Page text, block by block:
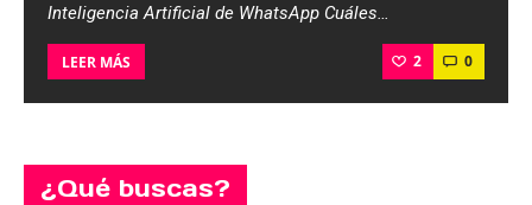
Inteligencia Artificial de WhatsApp Cuáles…
LEER MÁS 2 0
¿Qué buscas?